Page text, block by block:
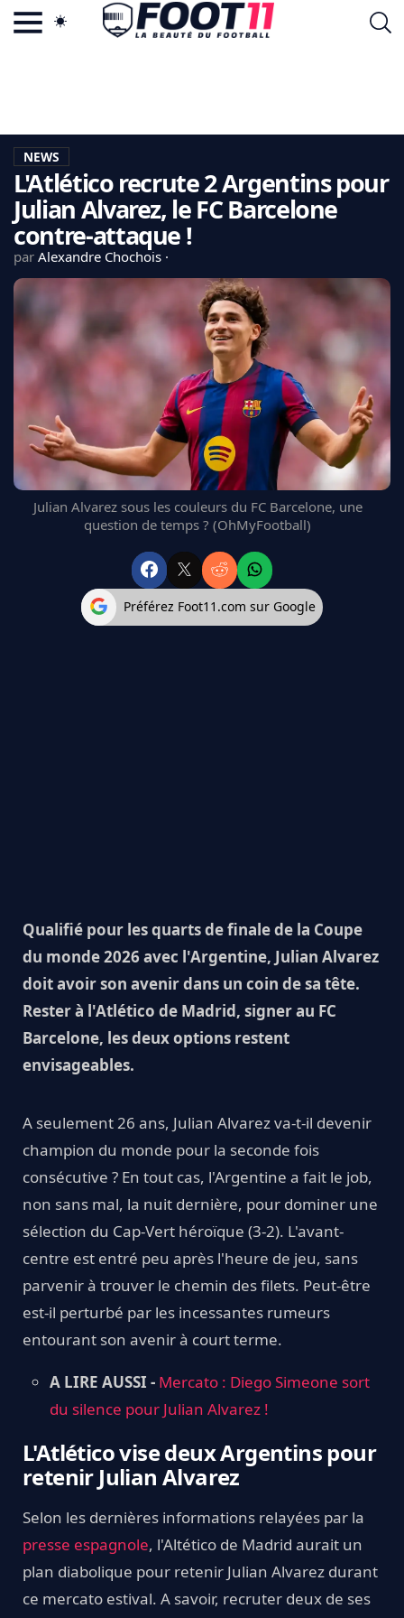
LA CHARTE
VIE PRIVÉE
CGU
CONTACTEZ-NOUS
CDM 2026
PSG
LIGUE 1
FC BARCELONE
MANCHESTER UNITED
CHELSEA
ARSENAL
BAYERN
L'AVIS DE LA RÉDAC'
NEWS
L'Atlético recrute 2 Argentins pour
Julian Alvarez, le FC Barcelone
contre-attaque !
par Alexandre Chochois
Julian Alvarez sous les couleurs du FC Barcelone, une
question de temps ? (OhMyFootball)
Préférez Foot11.com sur Google
Qualifié pour les quarts de finale de la Coupe
du monde 2026 avec l'Argentine, Julian Alvarez
doit avoir son avenir dans un coin de sa tête.
Rester à l'Atlético de Madrid, signer au FC
Barcelone, les deux options restent
envisageables.
A seulement 26 ans, Julian Alvarez va-t-il devenir
champion du monde pour la seconde fois
consécutive ? En tout cas, l'Argentine a fait le job,
non sans mal, la nuit dernière, pour dominer une
sélection du Cap-Vert héroïque (3-2). L'avant-
centre est entré peu après l'heure de jeu, sans
parvenir à trouver le chemin des filets. Peut-être
est-il perturbé par les incessantes rumeurs
entourant son avenir à court terme.
A LIRE AUSSI - Mercato : Diego Simeone sort
du silence pour Julian Alvarez !
L'Atlético vise deux Argentins pour
retenir Julian Alvarez
Selon les dernières informations relayées par la
presse espagnole, l'Altético de Madrid aurait un
plan diabolique pour retenir Julian Alvarez durant
ce mercato estival. A savoir, recruter deux de ses